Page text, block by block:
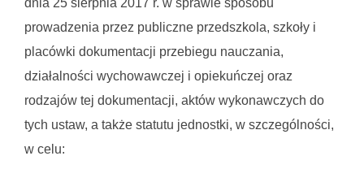
dnia 25 sierpnia 2017 r. w sprawie sposobu
prowadzenia przez publiczne przedszkola, szkoły i
placówki dokumentacji przebiegu nauczania,
działalności wychowawczej i opiekuńczej oraz
rodzajów tej dokumentacji, aktów wykonawczych do
tych ustaw, a także statutu jednostki, w szczególności,
w celu: